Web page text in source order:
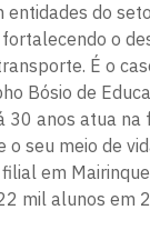
entidades do
o
É o
Bósio de
30 anos atua na
seu meio de
em
mil alunos em